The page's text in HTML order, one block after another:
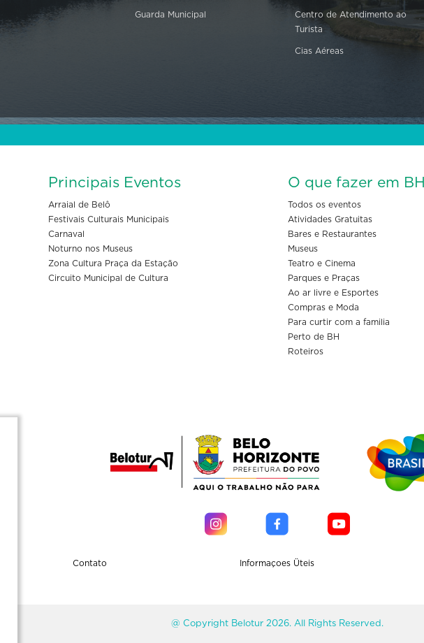
Guarda Municipal
Centro de Atendimento ao
Turista
Cias Aéreas
Principais Eventos
Arraial de Belô
Festivais Culturais Municipais
Carnaval
Noturno nos Museus
Zona Cultura Praça da Estação
Circuito Municipal de Cultura
O que fazer em BH
Todos os eventos
Atividades Gratuitas
Bares e Restaurantes
Museus
Teatro e Cinema
Parques e Praças
Ao ar livre e Esportes
Compras e Moda
Para curtir com a familia
Perto de BH
Roteiros
Contato Informaçoes Üteis
@ Copyright Belotur 2026. All Rights Reserved.